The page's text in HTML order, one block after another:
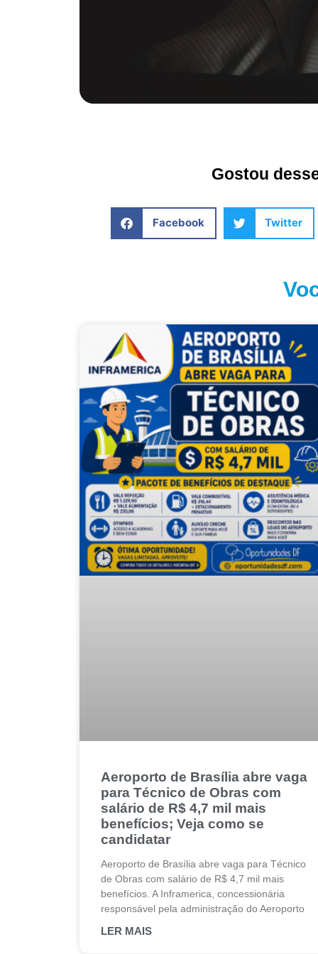
Gostou
Facebook Twitter
Aeroporto de Brasília abre vaga
para Técnico de Obras com
salário de R$ 4,7 mil mais
benefícios; Veja como se
candidatar
Aeroporto de Brasília abre vaga para Técnico
de Obras com salário de R$ 4,7 mil mais
benefícios. A Inframerica, concessionária
responsável pela administração do Aeroporto
LER MAIS